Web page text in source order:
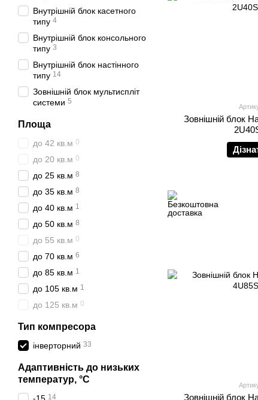
Зовнішній блок
Зовнішній блок
Внутрішній блок касетного
типу 4
Внутрішній блок консольного
типу 3
Внутрішній блок настінного
типу 14
Зовнішній блок мультиспліт
системи 5
Площа
до 42 кв.м 0
до 20 кв.м 0
до 25 кв.м 8
до 35 кв.м 8
до 40 кв.м 1
до 50 кв.м 8
до 55 кв.м 0
до 70 кв.м 6
до 85 кв.м 1
до 105 кв.м 1
до 125 кв.м 0
Тип компресора
інверторний 33
Адаптивність до низьких
температур, °С
14